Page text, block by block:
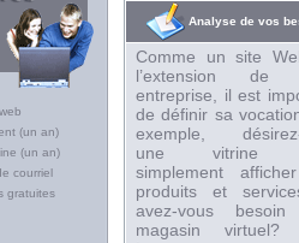
(un an)
(un an)
courriel
gratuites
Analyse de vos
Comme un site
l’extension de
entreprise, il est
de définir sa
exemple,
une vitrine
simplement
produits et
avez-vous besoin
magasin virtuel?